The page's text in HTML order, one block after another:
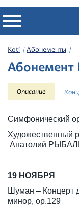
Filharmonia
Festivaalit
Koti Абонементы
Абонемент
Описание
Симфонический
Художественный
Анатолий
19 НОЯБРЯ
Шуман – Концерт
минор, ор.129